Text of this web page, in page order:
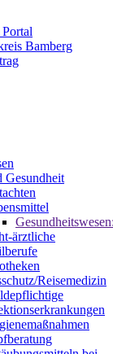
Bamberg
Gesundheit
ärztliche
Reisemedizin